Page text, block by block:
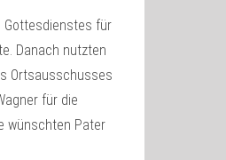
Gottesdienstes für
Danach nutzten
Ortsausschusses
für die
wünschten Pater